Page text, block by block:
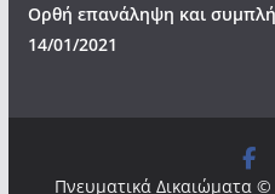
Ορθή επανάληψη και
14/01/2021
Πνευματικά Δικαιώματα